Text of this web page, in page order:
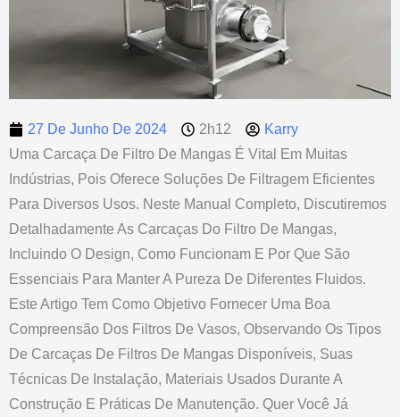
27 De Junho De 2024 2h12
Karry
Uma Carcaça De Filtro De Mangas É Vital Em Muitas
Indústrias, Pois Oferece Soluções De Filtragem Eficientes
Para Diversos Usos. Neste Manual Completo, Discutiremos
Detalhadamente As Carcaças Do Filtro De Mangas,
Incluindo O Design, Como Funcionam E Por Que São
Essenciais Para Manter A Pureza De Diferentes Fluidos.
Este Artigo Tem Como Objetivo Fornecer Uma Boa
Compreensão Dos Filtros De Vasos, Observando Os Tipos
De Carcaças De Filtros De Mangas Disponíveis, Suas
Técnicas De Instalação, Materiais Usados Durante A
Construção E Práticas De Manutenção. Quer Você Já